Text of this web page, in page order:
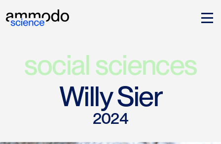
social sciences
Willy Sier
2024